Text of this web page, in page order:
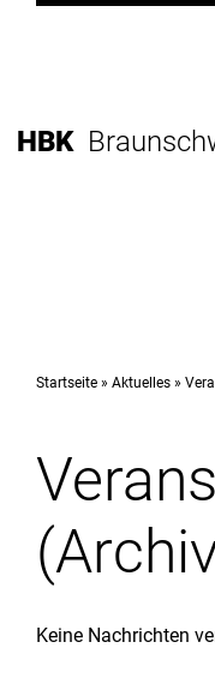
Inhalt
zur
Direkt
HBK
Startseite Aktuelles
Keine Nachrichten